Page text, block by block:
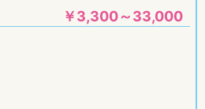
￥3,300～33,000